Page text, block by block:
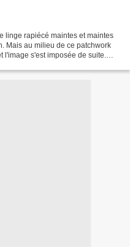
linge rapiécé maintes et maintes
Mais au milieu de ce patchwork
s'est imposée de suite.